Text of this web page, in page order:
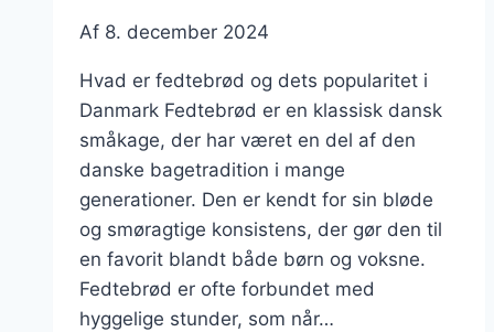
Af 8. december 2024
Hvad er fedtebrød og dets popularitet i
Danmark Fedtebrød er en klassisk dansk
småkage, der har været en del af den
danske bagetradition i mange
generationer. Den er kendt for sin bløde
og smøragtige konsistens, der gør den til
en favorit blandt både børn og voksne.
Fedtebrød er ofte forbundet med
hyggelige stunder, som når…